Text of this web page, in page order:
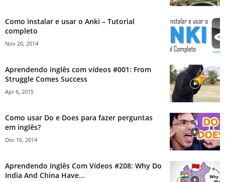
Como instalar e usar o Anki – Tutorial
completo
Nov 20, 2014
Aprendendo inglês com vídeos #001: From
Struggle Comes Success
Apr 6, 2015
Como usar Do e Does para fazer perguntas
em inglês?
Dec 16, 2014
Aprendendo Inglês Com Vídeos #208: Why Do
India And China Have...